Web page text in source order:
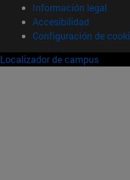
Información legal
Accesibilidad
Configuración de
Localizador de campus